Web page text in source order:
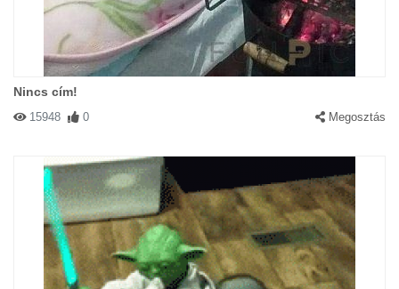
Nincs cím!
15948 0 Megosztás